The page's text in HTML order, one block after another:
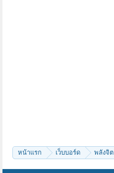
หน้าแรก เว็บบอร์ด พลังจิต